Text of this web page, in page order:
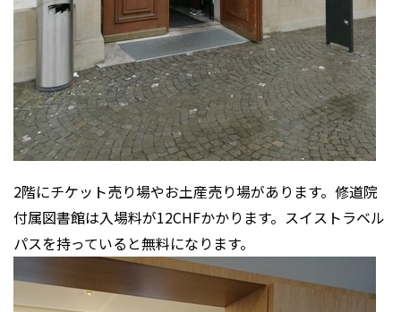
2階にチケット売り場やお土産売り場があります。修道院
付属図書館は入場料が12CHFかかります。スイストラベル
パスを持っていると無料になります。